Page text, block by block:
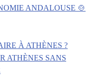
ANDALOUSE 🍲
À ATHÈNES ?
ATHÈNES SANS